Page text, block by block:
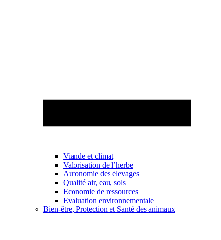
Viande et climat
Valorisation de l’herbe
Autonomie des élevages
Qualité air, eau, sols
Economie de ressources
Evaluation environnementale
Bien-être, Protection et Santé des animaux